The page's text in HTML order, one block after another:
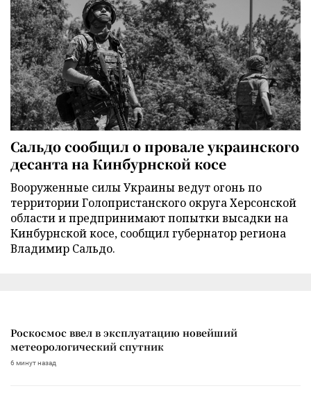
Сальдо сообщил о провале украинского
десанта на Кинбурнской косе
Вооруженные силы Украины ведут огонь по
территории Голопристанского округа Херсонской
области и предпринимают попытки высадки на
Кинбурнской косе, сообщил губернатор региона
Владимир Сальдо.
Роскосмос ввел в эксплуатацию новейший
метеорологический спутник
6 минут назад